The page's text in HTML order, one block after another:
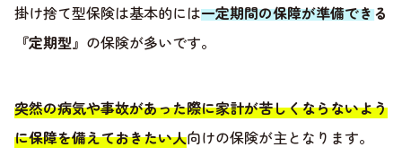
掛け捨て型保険は基本的には一定期間の保障が準備できる
『定期型』 の保険が多いです。
突然の病気や事故があった際に家計が苦しくならないよう
に保障を備えておきたい人向けの保険が主となります。